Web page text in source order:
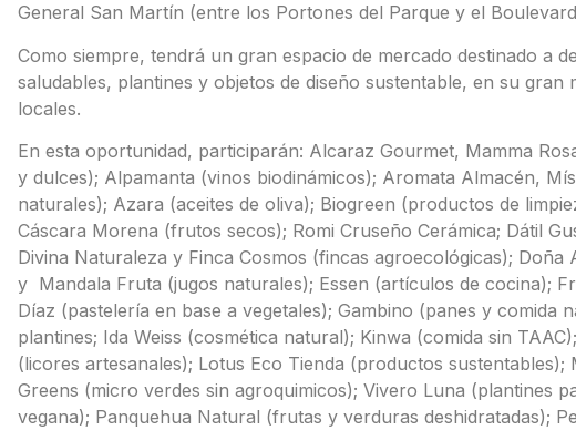
General San Martín (entre los Portones del Parque y el
Como siempre, tendrá un gran espacio de mercado destinado a
saludables, plantines y objetos de diseño sustentable, en su
locales.
En esta oportunidad, participarán: Alcaraz Gourmet, Mamma
y dulces); Alpamanta (vinos biodinámicos); Aromata Almacén,
naturales); Azara (aceites de oliva); Biogreen (productos de
Cáscara Morena (frutos secos); Romi Cruseño Cerámica; Dátil
Divina Naturaleza y Finca Cosmos (fincas agroecológicas);
y Mandala Fruta (jugos naturales); Essen (artículos de cocina);
Díaz (pastelería en base a vegetales); Gambino (panes y
plantines; Ida Weiss (cosmética natural); Kinwa (comida sin
(licores artesanales); Lotus Eco Tienda (productos
Greens (micro verdes sin agroquimicos); Vivero Luna (plantines
vegana); Panquehua Natural (frutas y verduras deshidratadas);